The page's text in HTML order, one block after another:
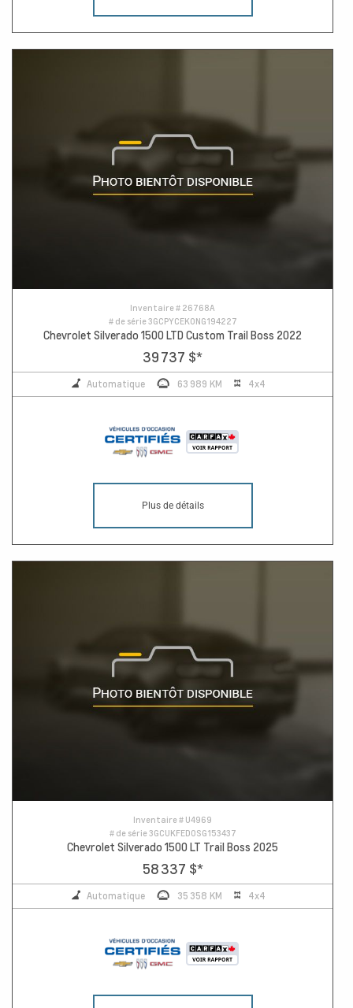
Inventaire # 26768A
# de série3GCPYCEK0NG194227
Chevrolet Silverado 1500 LTD Custom Trail Boss 2022
39 737 $*
Automatique 63 989 KM 4x4
Plus de détails
Inventaire # U4969
# de série3GCUKFED0SG153437
Chevrolet Silverado 1500 LT Trail Boss 2025
58 337 $*
Automatique 35 358 KM 4x4